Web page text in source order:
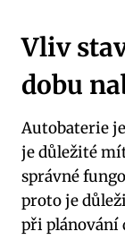
Vliv
dobu
Autobaterie
je důležité
správné
proto je
při plánování